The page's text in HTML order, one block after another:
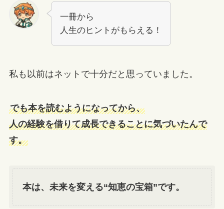
一冊から
人生のヒントがもらえる！
私も以前はネットで十分だと思っていました。
でも本を読むようになってから、
人の経験を借りて成長できることに気づいたんで
す。
本は、未来を変える“知恵の宝箱”です。